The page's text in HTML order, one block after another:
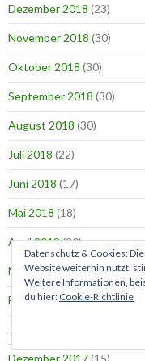
Dezember 2018 (23)
November 2018 (30)
Oktober 2018 (30)
September 2018 (30)
August 2018 (30)
Juli 2018 (22)
Juni 2018 (17)
Mai 2018 (18)
April 2018(20)
März 2018(15)
Februar 2018(16)
Januar 2018
Dezember 2017(15)
Datenschutz & Cookies:
Website weiterhin nutzt,
Weitere Informationen,
du hier: Cookie-Richtlinie